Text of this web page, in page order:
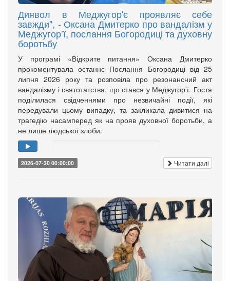
Диявол в Меджугор'є проявляє себе
завжди", - Оксана Дмитерко про вандалізм у
Меджугор’ї, послання Богородиці та духовну
боротьбу
У програмі «Відкрите питання» Оксана Дмитерко
прокоментувала останнє Послання Богородиці від 25
липня 2026 року та розповіла про резонансний акт
вандалізму і святотатства, що стався у Меджугор’ї. Гостя
поділилася свідченнями про незвичайні події, які
передували цьому випадку, та закликала дивитися на
трагедію насамперед як на прояв духовної боротьби, а
не лише людської злоби.
2026-07-30 00:00:00 Читати далі